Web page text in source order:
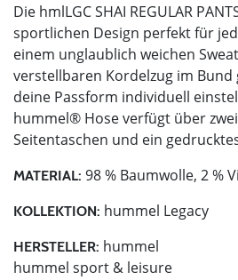
Die hmlLGC SHAI REGULAR
sportlichen Design perfekt für
einem unglaublich weichen
verstellbaren Kordelzug im
deine Passform individuell
hummel® Hose verfügt über
Seitentaschen und ein
MATERIAL: 98 % Baumwolle, 2 %
KOLLEKTION: hummel Legacy
HERSTELLER: hummel
hummel sport & leisure